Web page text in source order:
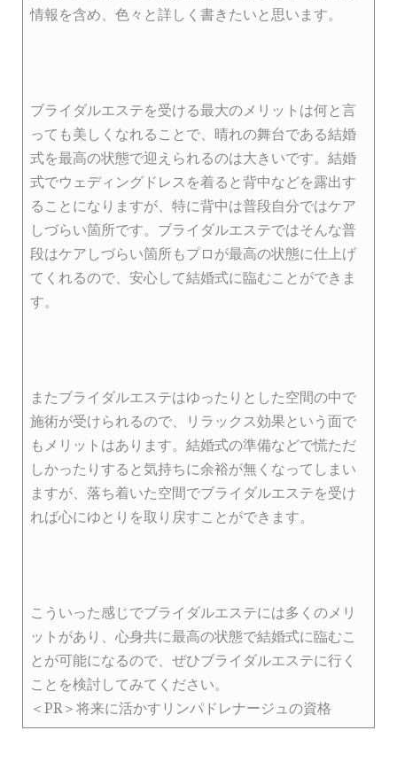
情報を含め、色々と詳しく書きたいと思います。
ブライダルエステを受ける最大のメリットは何と言
っても美しくなれることで、晴れの舞台である結婚
式を最高の状態で迎えられるのは大きいです。結婚
式でウェディングドレスを着ると背中などを露出す
ることになりますが、特に背中は普段自分ではケア
しづらい箇所です。ブライダルエステではそんな普
段はケアしづらい箇所もプロが最高の状態に仕上げ
てくれるので、安心して結婚式に臨むことができま
す。
またブライダルエステはゆったりとした空間の中で
施術が受けられるので、リラックス効果という面で
もメリットはあります。結婚式の準備などで慌ただ
しかったりすると気持ちに余裕が無くなってしまい
ますが、落ち着いた空間でブライダルエステを受け
れば心にゆとりを取り戻すことができます。
こういった感じでブライダルエステには多くのメリ
ットがあり、心身共に最高の状態で結婚式に臨むこ
とが可能になるので、ぜひブライダルエステに行く
ことを検討してみてください。
＜PR＞将来に活かすリンパドレナージュの資格